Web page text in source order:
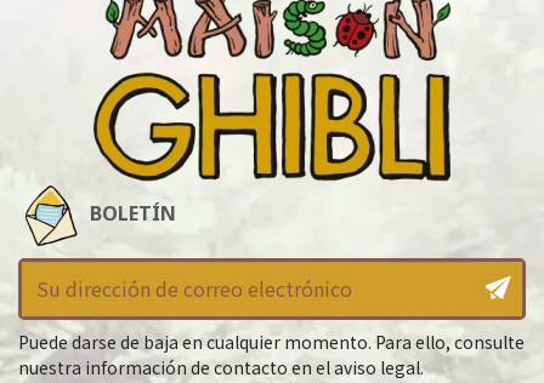
BOLETÍN
Puede darse de baja en cualquier momento. Para ello, consulte
nuestra información de contacto en el aviso legal.